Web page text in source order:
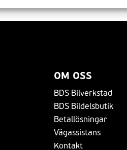
OM OSS
BDS Bilverkstad
BDS Bildelsbutik
Betallösningar
Vägassistans
Kontakt